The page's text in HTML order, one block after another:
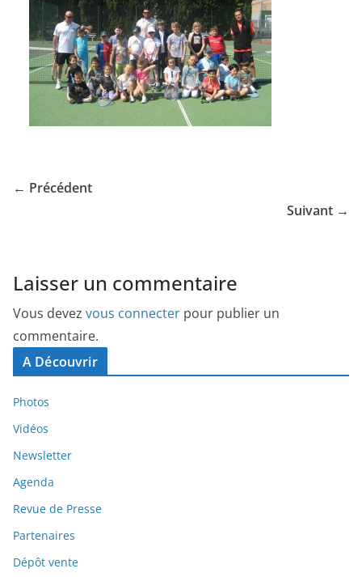
← Précédent
Suivant →
Laisser un commentaire
Vous devez vous connecter pour publier un
commentaire.
A Découvrir
Photos
Vidéos
Newsletter
Agenda
Revue de Presse
Partenaires
Dépôt vente